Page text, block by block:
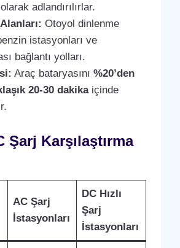
adlandırılırlar.
Otoyol dinlenme
istasyonları ve
bağlantı yolları.
Araç bataryasını%20’den
20-30 dakikaiçinde
Şarj Karşılaştırma
AC Şarj
İstasyonları
DC Hızlı
Şarj
İstasyonları